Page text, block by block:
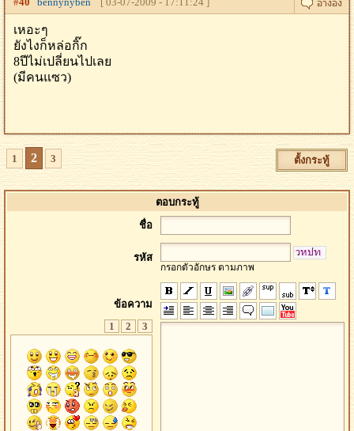
เหอะๆ
ยังไงก็หล่อกิ๊ก
8ปีไม่เปลี่ยนไปเลย
(มีคนแซว)
1 2 3 ตั้งกระทู้
ตอบกระทู้
ชื่อ
รหัส
กรอกตัวอักษร ตามภาพ
ข้อความ
1
2 3